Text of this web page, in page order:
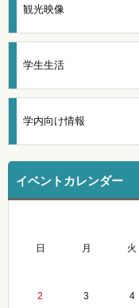
観光映像
学生生活
学内向け情報
イベントカレンダー
日 月 火
2 3 4